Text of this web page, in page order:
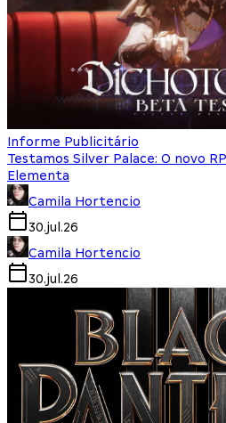
Informe Publicitário
Testamos Silver Palace: O novo
Elementa
Camila Hortencio
30.jul.26
Camila Hortencio
30.jul.26